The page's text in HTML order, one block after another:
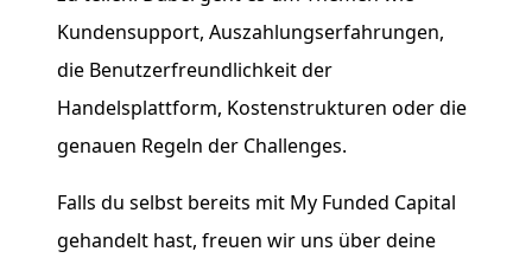
Kundensupport, Auszahlungserfahrungen,
die Benutzerfreundlichkeit der
Handelsplattform, Kostenstrukturen oder die
genauen Regeln der Challenges.
Falls du selbst bereits mit My Funded Capital
gehandelt hast, freuen wir uns über deine